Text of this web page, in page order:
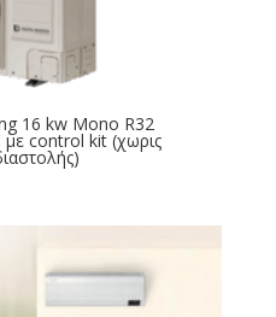
16 kw Mono R32
με control kit (χωρις